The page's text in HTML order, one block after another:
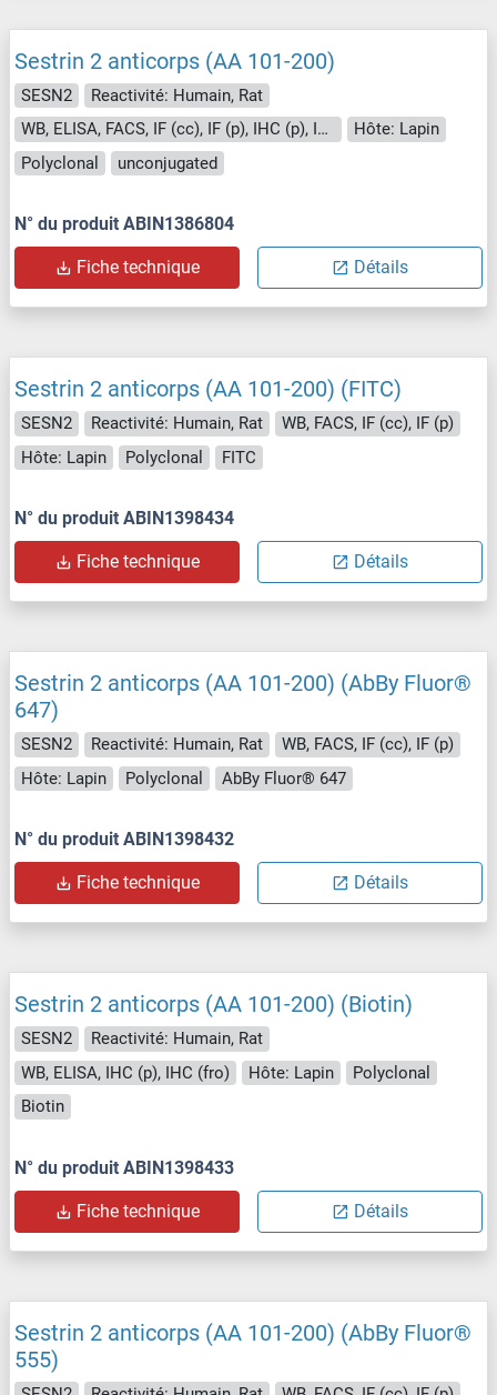
Sestrin 2 anticorps (AA 101-200)
SESN2
Reactivité: Humain, Rat
WB, ELISA, FACS, IF (cc), IF (p), IHC (p), IHC (fro)
Hôte: Lapin
Polyclonal
unconjugated
N° du produit ABIN1386804
Fiche technique Détails
Sestrin 2 anticorps (AA 101-200) (FITC)
SESN2 Reactivité: Humain, Rat
WB, FACS, IF (cc), IF (p)
Hôte: Lapin
Polyclonal FITC
N° du produit ABIN1398434
Fiche technique Détails
Sestrin 2 anticorps (AA 101-200) (AbBy Fluor®
647)
SESN2 Reactivité: Humain, Rat
WB, FACS, IF (cc), IF (p)
Hôte: Lapin
Polyclonal AbBy Fluor® 647
N° du produit ABIN1398432
Fiche technique Détails
Sestrin 2 anticorps (AA 101-200) (Biotin)
SESN2
Reactivité: Humain, Rat
WB, ELISA, IHC (p), IHC (fro)
Hôte: Lapin
Polyclonal
Biotin
N° du produit ABIN1398433
Fiche technique Détails
Sestrin 2 anticorps (AA 101-200) (AbBy Fluor®
555)